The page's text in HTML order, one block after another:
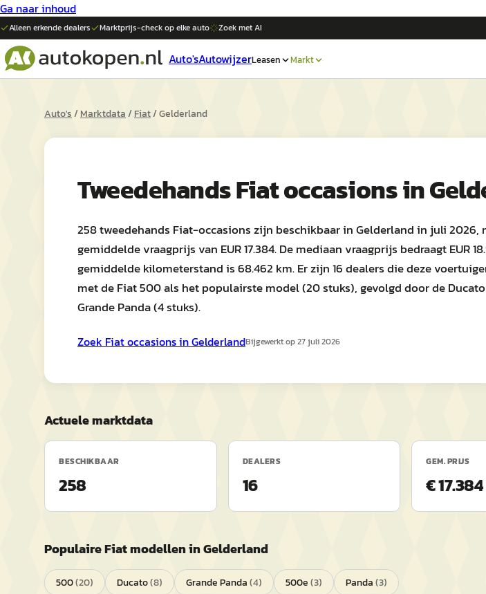
Ga naar inhoud
Alleen erkende dealers Marktprijs-check op elkeauto Zoek met AI
Auto'sAutowijzerLeasen Markt
Auto's/Marktdata/Fiat/Gelderland
TweedehandsFiatoccasions in
258 tweedehands Fiat-occasions zijn beschikbaar in Gelderland in juli 2026,
gemiddelde vraagprijs van EUR 17.384. De mediaan vraagprijs bedraagt EUR
gemiddelde kilometerstand is 68.462 km. Er zijn 16 dealers die deze
met de Fiat 500 als het populairste model (20 stuks), gevolgd door de
Grande Panda (4 stuks).
Zoek Fiatoccasions inGelderlandBijgewerkt op27 juli 2026
Actuele marktdata
BESCHIKBAAR
258
DEALERS
16
GEM. PRIJS
€ 17.384
PopulaireFiatmodellen inGelderland
500(20) Ducato(8) Grande Panda(4) 500e(3) Panda(3)